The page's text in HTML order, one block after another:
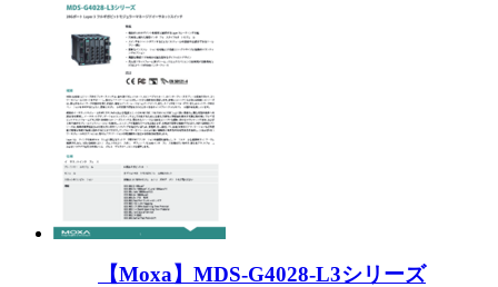
【Moxa】MDS-G4028-L3シリーズ